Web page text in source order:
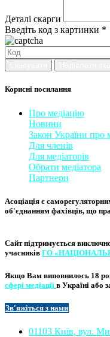
Деталі скарги
Введіть код з картинки *
Корисні посилання
Про медіацію
Новини
Закон України про
Для членів
Для медіаторів
Обрати медіатора
Партнери
Асоціація є
об'єднанням фахівців, що
Сайт підтримується
учасників ГО
Якщо Вам виповнилось 18
сфері медіації в Україні або
Зв'яжіться з нами​​
01103 Київ, вул.